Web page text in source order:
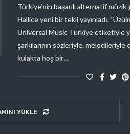
Türkiye’nin başarılı alternatif
Hallice yeni bir tekli yayınladı.
Universal Music Türkiye etiketiyle
şarkılarının sözleriyle,
kulakta hoş bir…
YÜKLE